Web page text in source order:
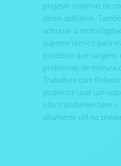
projetar sistemas de
deste aplicativo.
adequar o motor/
suporte técnico para
processo que surgem;
problemas de mistura
Trabalhos com
podemos usar um
não transferem bem o
altamente útil na